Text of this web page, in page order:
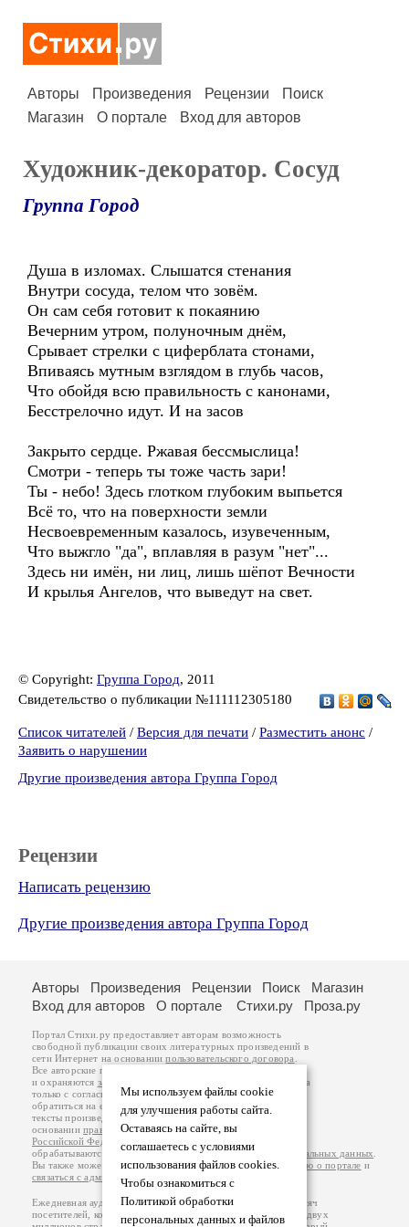
Авторы Произведения Рецензии
Поиск
Магазин
О портале Вход для авторов
Художник-декоратор. Сосуд
Группа Город
Душа в изломах. Слышатся стенания
Внутри сосуда, телом что зовём.
Он сам себя готовит к покаянию
Вечерним утром, полуночным днём,
Срывает стрелки с циферблата стонами,
Впиваясь мутным взглядом в глубь часов,
Что обойдя всю правильность с канонами,
Бесстрелочно идут. И на засов
Закрыто сердце. Ржавая бессмыслица!
Смотри - теперь ты тоже часть зари!
Ты - небо! Здесь глотком глубоким выпьется
Всё то, что на поверхности земли
Несвоевременным казалось, изувеченным,
Что выжгло "да", вплавляя в разум "нет"...
Здесь ни имён, ни лиц, лишь шёпот Вечности
И крылья Ангелов, что выведут на свет.
© Copyright: Группа Город, 2011
Свидетельство о публикации №111112305180
Список читателей / Версия для печати / Разместить анонс /
Заявить о нарушении
Другие произведения автора Группа Город
Рецензии
Написать рецензию
Другие произведения автора Группа Город
Мы используем файлы cookie
для улучшения работы сайта.
Оставаясь на сайте, вы
соглашаетесь с условиями
использования файлов cookies.
Чтобы ознакомиться с
Политикой обработки
персональных данных и файлов
Авторы Произведения Рецензии Поиск
Магазин
Вход для авторов
О портале Стихи.ру Проза.ру
Портал Стихи.ру предоставляет авторам возможность
свободной публикации своих литературных произведений в
сети Интернет на основаниипользовательского договора
Все авторские права на произведения принадлежат авторам
и охраняются законом
. Перепечатка произведений возможна
только с согласия его автора, к которому вы можете
обратиться на его авторской странице. Ответственность за
тексты произведений авторы несут самостоятельно на
основанииправил публикацииизаконодательства
Российской Федерации
обрабатываются на основанииПолитики обработки персональных данных
Вы также можете посмотреть более подробнуюинформацию о портале и
связаться с администрацией
Ежедневная аудитория портала Стихи.ру – порядка 200 тысяч
посетителей, которые в общей сумме просматривают более двух